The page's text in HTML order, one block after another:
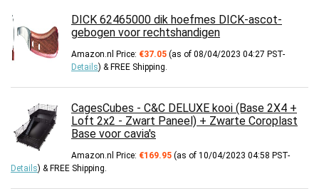
DICK 62465000 dik hoefmes DICK-ascot-
gebogen voor rechtshandigen
Amazon.nl Price: €37.05 (as of 08/04/2023 04:27 PST-
Details) & FREE Shipping
CagesCubes - C&C DELUXE kooi (Base 2X4 +
Loft 2x2 - Zwart Paneel) + Zwarte Coroplast
Base voor cavia's
Amazon.nl Price: €169.95 (as of 10/04/2023 04:58 PST-
Details) & FREE Shipping